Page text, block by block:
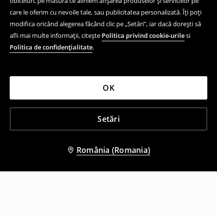
care le oferim cu nevoile tale, sau publicitatea personalizată. Îți poți
modifica oricând alegerea făcând clic pe „Setări”, iar dacă dorești să
afli mai multe informații, citește Politica privind cookie-urilesi
Politica de confidențialitate.
Setări
OK
România (Romania)